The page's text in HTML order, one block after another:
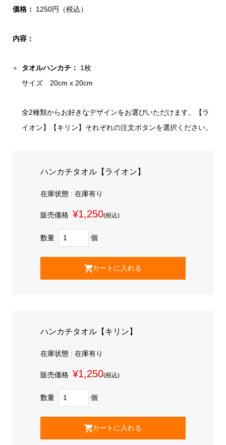
価格： 1250円（税込）
内容：
タオルハンカチ：
1枚
サイズ 20cm x 20cm
全2種類からお好きなデザインをお選びいただけます。【ラ
イオン】【キリン】それぞれの注文ボタンを選択ください。
ハンカチタオル【ライオン】
在庫状態 : 在庫有り
販売価格 ¥1,250(税込)
数量 個
ハンカチタオル【キリン】
在庫状態 : 在庫有り
販売価格 ¥1,250(税込)
数量 個